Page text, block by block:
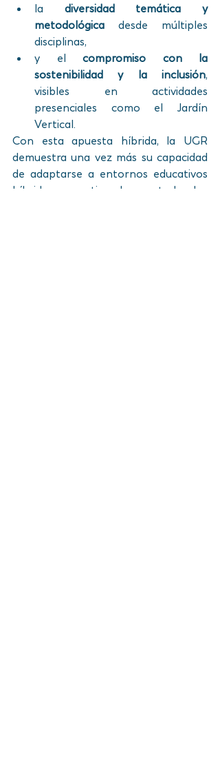
la diversidad temática y
metodológica desde múltiples
disciplinas,
y el compromiso con la
sostenibilidad y la inclusión,
visibles en actividades
presenciales como el Jardín
Vertical.
Con esta apuesta híbrida, la UGR
demuestra una vez más su capacidad
de adaptarse a entornos educativos
híbridos, garantizando que todos los